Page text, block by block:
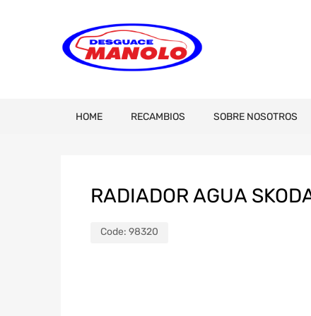
HOME RECAMBIOS SOBRE NOSOTROS
RADIADOR AGUA
Code: 98320